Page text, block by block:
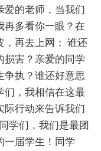
爱的老师，当我们
再多看你一眼？在
，再去上网； 谁还
损害？亲爱的同学
争执？谁还好意思
们，我相信在这最
际行动来告诉我们
学们，我们是最团
一届学生！同学